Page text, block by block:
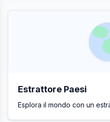
Estrattore Paesi
Esplora il mondo con un